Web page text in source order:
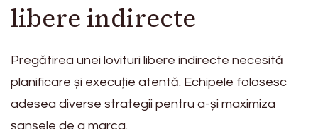
libere indirecte
Pregătirea unei lovituri libere indirecte necesită
planificare și execuție atentă. Echipele folosesc
adesea diverse strategii pentru a-și maximiza
șansele de a marca.